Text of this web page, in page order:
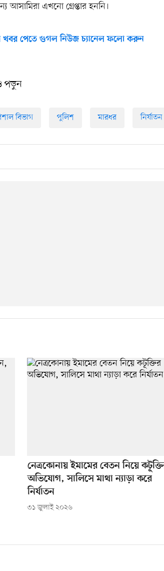
এখনো গ্রেপ্তার হননি।
পেতে গুগল নিউজ চ্যানেল ফলো করুন
পড়ুন
বিভাগ পুলিশ মারধর নির্যাতন
নেত্রকোনায় ইমামের বেতন নিয়ে
অভিযোগ, সালিসে মাথা ন্যাড়া করে
নির্যাতন
৩১ জুলাই ২০২৬